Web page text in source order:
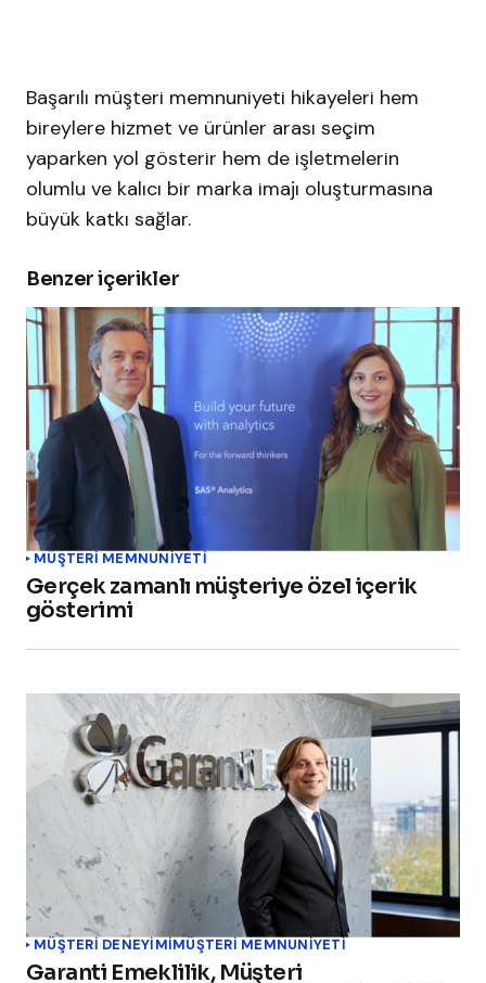
Başarılı müşteri memnuniyeti hikayeleri hem
bireylere hizmet ve ürünler arası seçim
yaparken yol gösterir hem de işletmelerin
olumlu ve kalıcı bir marka imajı oluşturmasına
büyük katkı sağlar.
Benzer içerikler
MÜŞTERI MEMNUNIYETI
Gerçek zamanlı müşteriye özel içerik
gösterimi
MÜŞTERI DENEYIMIMÜŞTERI MEMNUNIYETI
Garanti Emeklilik, Müşteri